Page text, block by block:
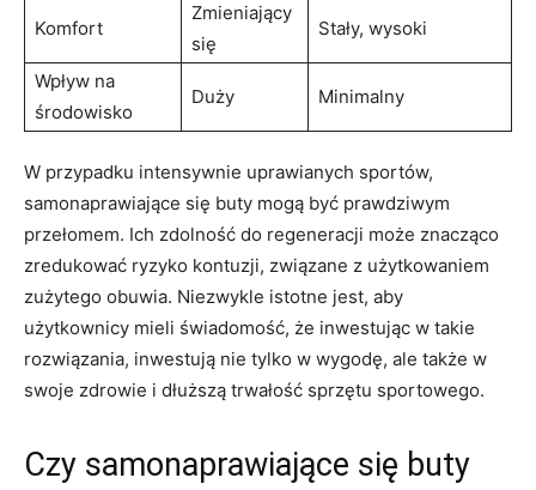
Komfort
Zmieniający
się
Stały, wysoki
Wpływ na
środowisko
Duży Minimalny
W przypadku intensywnie uprawianych sportów,
samonaprawiające się buty mogą być prawdziwym
przełomem. Ich zdolność do regeneracji może znacząco
zredukować ryzyko kontuzji, związane z użytkowaniem
zużytego obuwia. Niezwykle istotne jest, aby
użytkownicy mieli świadomość, że inwestując w takie
rozwiązania, inwestują nie tylko w wygodę, ale także w
swoje zdrowie i dłuższą trwałość sprzętu sportowego.
Czy samonaprawiające się buty